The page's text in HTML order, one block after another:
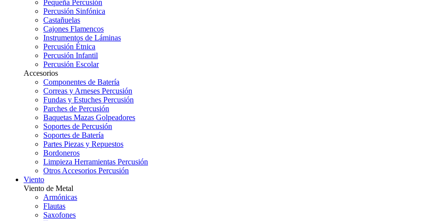
Pequeña Percusión
Percusión Sinfónica
Castañuelas
Cajones Flamencos
Instrumentos de Láminas
Percusión Étnica
Percusión Infantil
Percusión Escolar
Accesorios
Componentes de Batería
Correas y Arneses Percusión
Fundas y Estuches Percusión
Parches de Percusión
Baquetas Mazas Golpeadores
Soportes de Percusión
Soportes de Batería
Partes Piezas y Repuestos
Bordoneros
Limpieza Herramientas Percusión
Otros Accesorios Percusión
Viento
Viento de Metal
Armónicas
Flautas
Saxofones